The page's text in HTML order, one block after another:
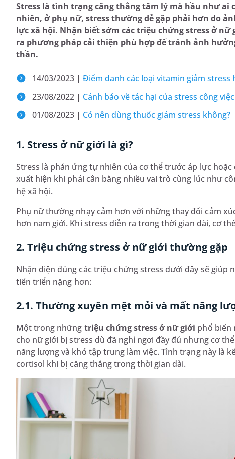
Stress là tình trạng căng thẳng tâm lý mà hầu như ai
nhiên, ở phụ nữ, stress thường dễ gặp phải hơn do
lực xã hội. Nhận biết sớm các triệu chứng stress ở
ra phương pháp cải thiện phù hợp để tránh ảnh
thần.
14/03/2023 | Điểm danh các loại vitamin giảm stress
23/08/2022 | Cảnh báo về tác hại của stress công
01/08/2023 | Có nên dùng thuốc giảm stress không?
1. Stress ở nữ giới là gì?
Stress là phản ứng tự nhiên của cơ thể trước áp lực
xuất hiện khi phải cân bằng nhiều vai trò cùng lúc như
hệ xã hội.
Phụ nữ thường nhạy cảm hơn với những thay đổi cảm
hơn nam giới. Khi stress diễn ra trong thời gian dài, cơ
2. Triệu chứng stress ở nữ giới thường gặp
Nhận diện đúng các triệu chứng stress dưới đây sẽ
tiến triển nặng hơn:
2.1. Thường xuyên mệt mỏi và mất năng
Một trong những triệu chứng stress ở nữ giới phổ biến
cho nữ giới bị stress dù đã nghỉ ngơi đầy đủ nhưng cơ
năng lượng và khó tập trung làm việc. Tình trạng này là
cortisol khi bị căng thẳng trong thời gian dài.